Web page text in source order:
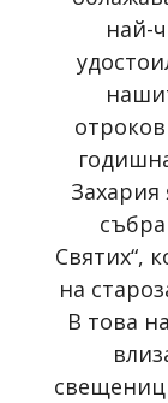
най-
Захария
Святих“,
на
В това